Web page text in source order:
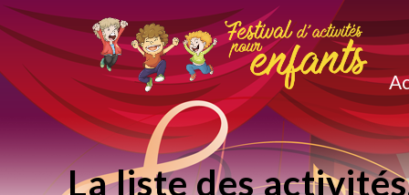
La liste des